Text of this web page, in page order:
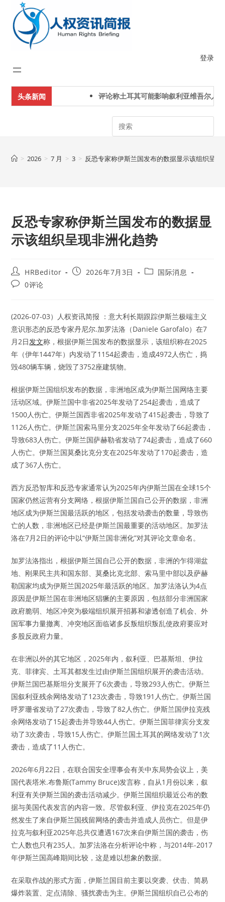
content
登录
头条新闻 评论称土耳其可能影响叙利亚维吾尔人下
Search
> 2026 > 7 月 > 3 > 反恐专家称伊斯兰国发布的数据显示该组织呈现
反恐专家称伊斯兰国发布的数据显
示该组织呈现非洲化趋势
Post
author:
HRBeditor
Post2026年7月3日
Post国际消息
Post0评论
(2026-07-03）人权资讯简报 ：意大利长期跟踪伊斯兰极端主义
意识形态的反恐专家丹尼尔.加罗法洛（Daniele Garofalo）在7
月2日发文称，根据伊斯兰国发布的数据显示，该组织称在2025
年（伊年1447年）内发动了1154起袭击，造成4972人伤亡，捣
毁480辆车辆，烧毁了3752座建筑物。
根据伊斯兰国组织发布的数据，非洲地区成为伊斯兰国网络主要
活动区域。伊斯兰国中非省2025年发动了254起袭击，造成了
1500人伤亡。伊斯兰国西非省2025年发动了415起袭击，导致了
1126人伤亡。伊斯兰国索马里分支2025年全年发动了66起袭击，
导致683人伤亡。伊斯兰国萨赫勒省发动了74起袭击，造成了660
人伤亡。伊斯兰国莫桑比克分支在2025年发动了170起袭击，造
成了367人伤亡。
西方反恐智库和反恐专家通常认为2025年内伊斯兰国在全球15个
国家仍然运营有分支网络，根据伊斯兰国自己公开的数据，非洲
地区成为伊斯兰国最活跃的地区，包括发动袭击的数量，导致伤
亡的人数，非洲地区已经是伊斯兰国最重要的活动地区。加罗法
洛在7月2日的评论中以“伊斯兰国非洲化”对其评论文章命名。
加罗法洛指出，根据伊斯兰国自己公开的数据，非洲的乍得湖盆
地、刚果民主共和国东部、莫桑比克北部、索马里中部以及萨赫
勒国家均成为伊斯兰国2025年最活跃的地区。加罗法洛认为4点
原因是伊斯兰国在非洲地区猖獗的主要原因，包括部分非洲国家
政府脆弱、地区冲突为极端组织展开招募和渗透创造了机会、外
国军事力量撤离、冲突地区面临诸多反叛组织叛乱使政府要应对
多股反政府力量。
在非洲以外的其它地区，2025年内，叙利亚、巴基斯坦、伊拉
克、菲律宾、土耳其都发生过由伊斯兰国组织展开的袭击活动。
伊斯兰国巴基斯坦分支展开了6次袭击，导致293人伤亡。伊斯兰
国叙利亚残余网络发动了123次袭击，导致191人伤亡。伊斯兰国
呼罗珊省发动了27次袭击，导致了82人伤亡。伊斯兰国伊拉克残
余网络发动了15起袭击并导致44人伤亡。伊斯兰国菲律宾分支发
动了3次袭击，导致15人伤亡。伊斯兰国土耳其的网络发动了1次
袭击，造成了11人伤亡。
2026年6月22日，在联合国安全理事会有关中东局势会议上，美
国代表塔米.布鲁斯(Tammy Bruce)发言称，自从1月份以来，叙
利亚有关伊斯兰国的袭击活动减少。伊斯兰国组织最近公布的数
据与美国代表发言的内容一致。尽管叙利亚、伊拉克在2025年仍
然发生了来自伊斯兰国残留网络的袭击并造成人员伤亡。但是伊
拉克与叙利亚2025年总共仅遭遇167次来自伊斯兰国的袭击，伤
亡人数也只有235人。加罗法洛在分析评论中称，与2014年-2017
年伊斯兰国高峰期间比较，这是难以想象的数据。
在采取作战的形式方面，伊斯兰国目前主要以突袭、伏击、简易
爆炸装置、定点清除、骚扰袭击为主。伊斯兰国组织自己公布的